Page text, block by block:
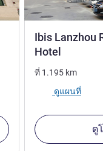
Ibis Lanzhou
Hotel
ที่ 1.195 km
ดูแผนที่
ดู